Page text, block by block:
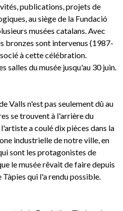
publications, projets de
au siège de la Fundació
musées catalans. Avec
bronzes sont intervenus (1987-
à cette célébration.
salles du musée jusqu'au 30 juin.
Valls n'est pas seulement dû au
se trouvent à l'arrière du
a coulé dix pièces dans la
industrielle de notre ville, en
sont les protagonistes de
le musée rêvait de faire depuis
qui l'a rendu possible.